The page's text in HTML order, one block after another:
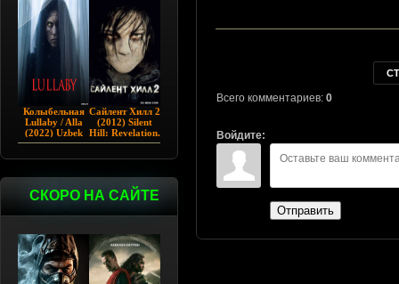
2025 AQSH
filmi
Колыбельная
Lullaby / Alla
(2022) Uzbek
tilida
Сайлент Хилл 2
(2012) Silent
Hill: Revelation.
СКОРО НА САЙТЕ
Всего комментариев: 0
Войдите:
Отправить